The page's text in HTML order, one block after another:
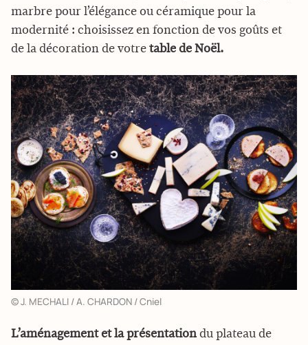
marbre pour l’élégance ou céramique pour la
modernité : choisissez en fonction de vos goûts et
de la décoration de votre table de Noël.
© J. MECHALI / A. CHARDON / Cniel
L’aménagement et la présentationdu plateau de